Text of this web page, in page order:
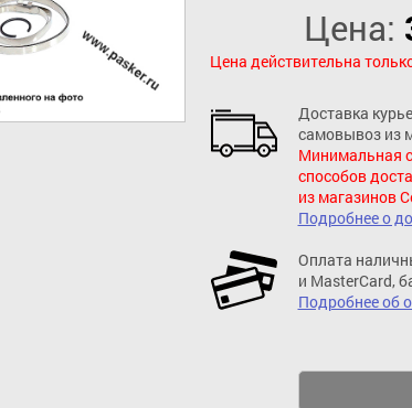
Цена:
Цена действительна
Доставка
самовывоз из
Минимальная
способов
из магазинов
Подробнее о
Оплата
и MasterCard,
Подробнее об